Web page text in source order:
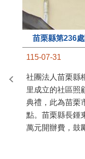
苗栗縣第236
115-07-31
社團法人苗栗縣
里成立的社區照
典禮，此為苗栗
點。苗栗縣長鍾
萬元開辦費，鼓